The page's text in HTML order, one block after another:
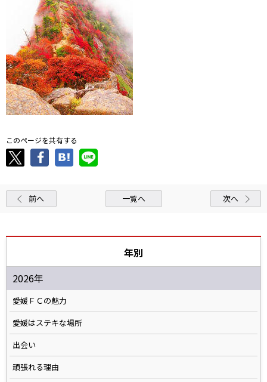
このページを共有する
前へ 一覧へ 次へ
年別
2026年
愛媛ＦＣの魅力
愛媛はステキな場所
出会い
頑張れる理由